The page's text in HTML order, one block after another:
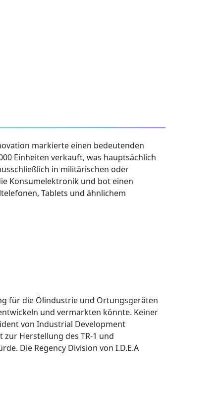
markierte einen bedeutenden
Einheiten verkauft, was hauptsächlich
in militärischen oder
Konsumelektronik und bot einen
Tablets und ähnlichem
für die Ölindustrie und Ortungsgeräten
und vermarkten könnte. Keiner
von Industrial Development
Herstellung des TR-1 und
Die Regency Division von I.D.E.A